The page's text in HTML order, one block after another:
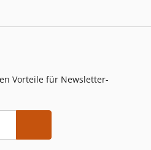
Vorteile für Newsletter-